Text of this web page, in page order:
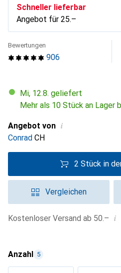
Schneller lieferbar
Angebot für CHF
25.–
906
Bewertungen
Mi, 12.8. geliefert
Mehr als 10 Stück an Lager
Angebot von i
Conrad CH
2 Stück in
Vergleichen
Kostenloser Versand ab 50.– i
Anzahl 5